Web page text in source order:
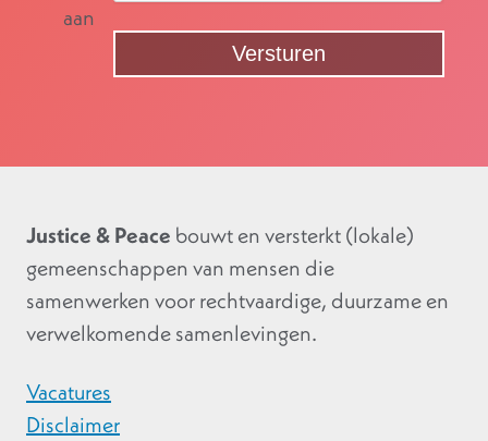
aan
Justice & Peace bouwt en versterkt (lokale)
gemeenschappen van mensen die
samenwerken voor rechtvaardige, duurzame en
verwelkomende samenlevingen.
Vacatures
Disclaimer